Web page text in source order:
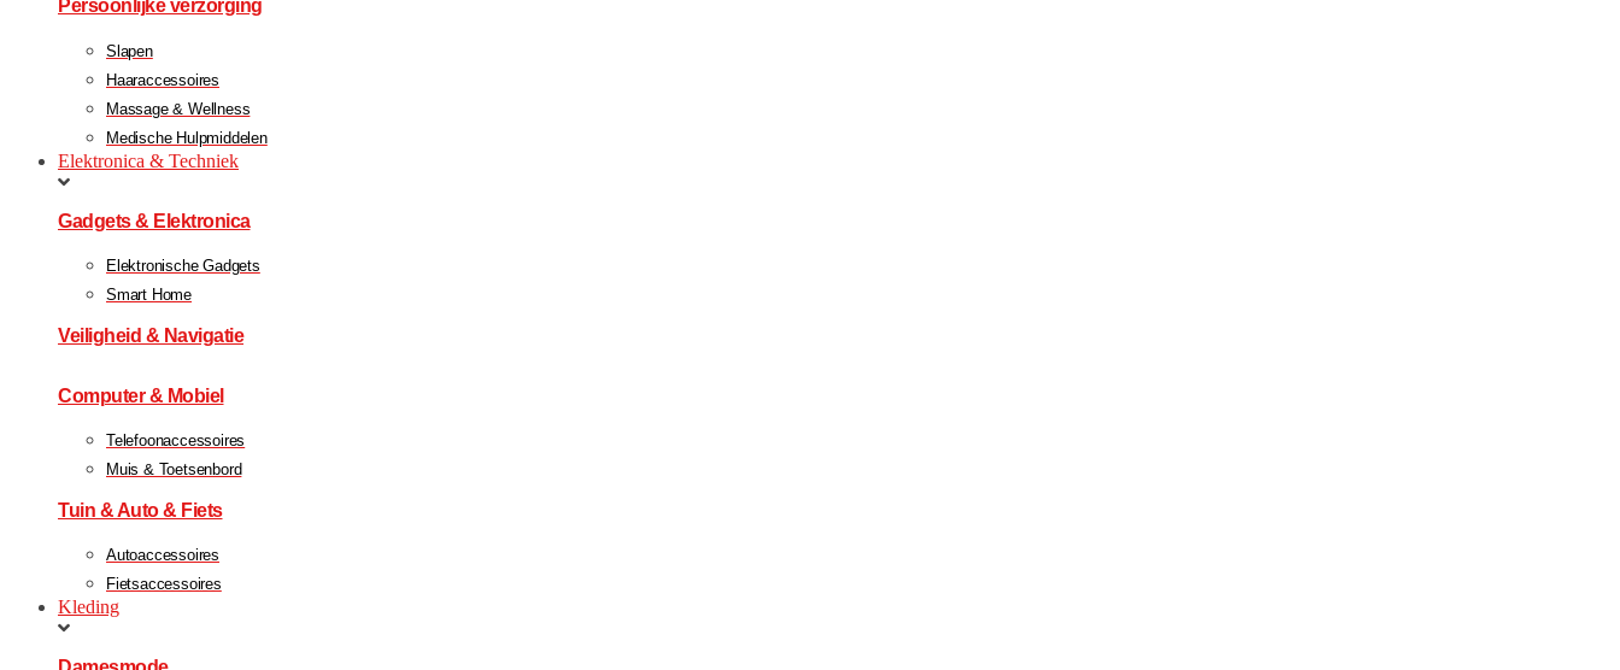
Persoonlijke verzorging
Slapen
Haaraccessoires
Massage & Wellness
Medische Hulpmiddelen
Elektronica & Techniek
Gadgets & Elektronica
Elektronische Gadgets
Smart Home
Veiligheid & Navigatie
Computer & Mobiel
Telefoonaccessoires
Muis & Toetsenbord
Tuin & Auto & Fiets
Autoaccessoires
Fietsaccessoires
Kleding